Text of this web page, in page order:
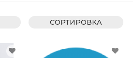
СОРТИРОВКА